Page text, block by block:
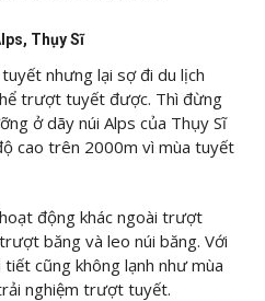
Thụy Sĩ
nhưng lại sợ đi du lịch
trượt tuyết được. Thì đừng
ở dãy núi Alps của Thụy Sĩ
cao trên 2000m vì mùa tuyết
động khác ngoài trượt
băng và leo núi băng. Với
cũng không lạnh như mùa
nghiệm trượt tuyết.